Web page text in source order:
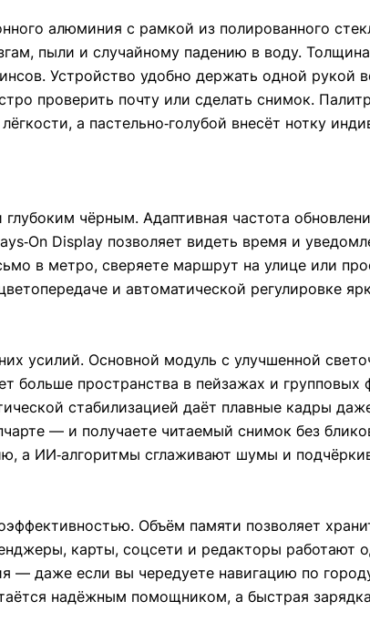
алюминия с рамкой из полированного
пыли и случайному падению в воду.
Устройство удобно держать одной рукой
проверить почту или сделать снимок.
а пастельно‑голубой внесёт нотку
чёрным. Адаптивная частота
Display позволяет видеть время и
в метро, сверяете маршрут на улице или
и автоматической регулировке
усилий. Основной модуль с улучшенной
больше пространства в пейзажах и
стабилизацией даёт плавные кадры
— и получаете читаемый снимок без
а ИИ‑алгоритмы сглаживают шумы и
Объём памяти позволяет
карты, соцсети и редакторы работают
— даже если вы чередуете навигацию по
надёжным помощником, а быстрая